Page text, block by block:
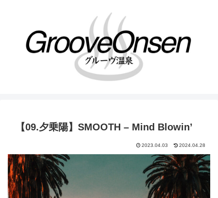
【09.夕乗陽】SMOOTH – Mind Blowin’
2023.04.03 2024.04.28